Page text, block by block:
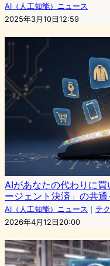
AI（人工知能）ニュース
2025年3月10日12:59
AIがあなたの代わりに
ージェント決済」の共
AI（人工知能）ニュース ｜ テ
2026年4月12日20:00